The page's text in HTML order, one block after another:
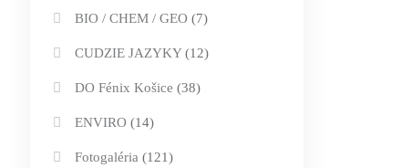
BIO / CHEM / GEO (7)
CUDZIE JAZYKY(12)
DO Fénix Košice (38)
ENVIRO (14)
Fotogaléria (121)